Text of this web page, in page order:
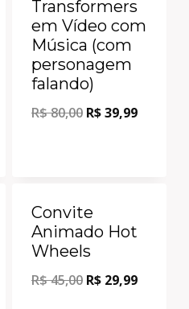
Transformers
em Vídeo com
Música (com
personagem
falando)
R$80,00 R$39,99
Convite
Animado Hot
Wheels
R$45,00 R$ 29,99